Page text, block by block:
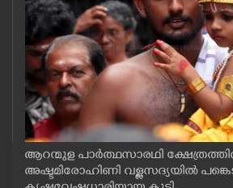
NEWS 360
CASE DIARY
CINEMA
OPINION
ആറന്മുള പാർത്ഥസാരഥി
അഷ്ടമിരോഹിണി വള്ളസദ്യയിൽ